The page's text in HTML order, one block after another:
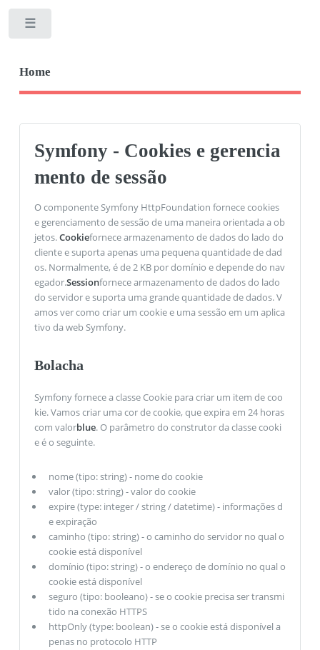
Home
Symfony - Cookies e gerencia
mento de sessão
O componente Symfony HttpFoundation fornece cookies
e gerenciamento de sessão de uma maneira orientada a ob
jetos.Cookiefornece armazenamento de dados do lado do
cliente e suporta apenas uma pequena quantidade de dad
os. Normalmente, é de 2 KB por domínio e depende do nav
egador.Sessionfornece armazenamento de dados do lado
do servidor e suporta uma grande quantidade de dados. V
amos ver como criar um cookie e uma sessão em um aplica
tivo da web Symfony.
Bolacha
Symfony fornece a classe Cookie para criar um item de coo
kie. Vamos criar uma cor de cookie, que expira em 24 horas
com valorblue. O parâmetro do construtor da classe cooki
e é o seguinte.
nome (tipo: string) - nome do cookie
valor (tipo: string) - valor do cookie
expire (type: integer / string / datetime) - informações d
e expiração
caminho (tipo: string) - o caminho do servidor no qual o
cookie está disponível
domínio (tipo: string) - o endereço de domínio no qual o
cookie está disponível
seguro (tipo: booleano) - se o cookie precisa ser transmi
tido na conexão HTTPS
httpOnly (type: boolean) - se o cookie está disponível a
penas no protocolo HTTP